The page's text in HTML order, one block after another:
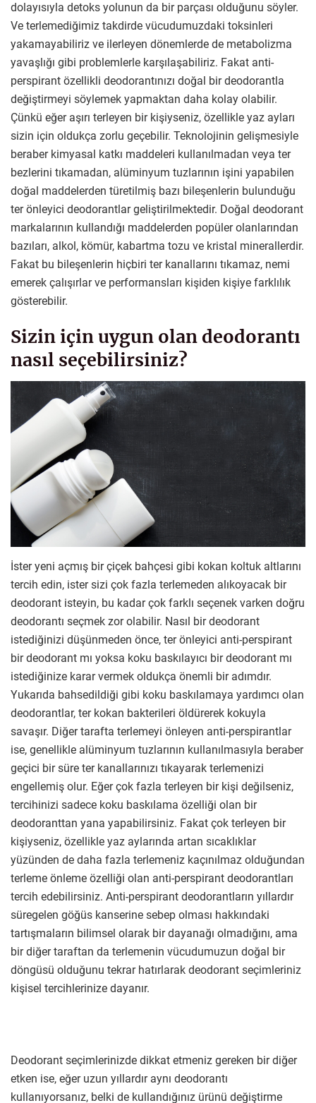
dolayısıyla detoks yolunun da bir parçası olduğunu söyler.
Ve terlemediğimiz takdirde vücudumuzdaki toksinleri
yakamayabiliriz ve ilerleyen dönemlerde de metabolizma
yavaşlığı gibi problemlerle karşılaşabiliriz. Fakat anti-
perspirant özellikli deodorantınızı doğal bir deodorantla
değiştirmeyi söylemek yapmaktan daha kolay olabilir.
Çünkü eğer aşırı terleyen bir kişiyseniz, özellikle yaz ayları
sizin için oldukça zorlu geçebilir. Teknolojinin gelişmesiyle
beraber kimyasal katkı maddeleri kullanılmadan veya ter
bezlerini tıkamadan, alüminyum tuzlarının işini yapabilen
doğal maddelerden türetilmiş bazı bileşenlerin bulunduğu
ter önleyici deodorantlar geliştirilmektedir. Doğal deodorant
markalarının kullandığı maddelerden popüler olanlarından
bazıları, alkol, kömür, kabartma tozu ve kristal minerallerdir.
Fakat bu bileşenlerin hiçbiri ter kanallarını tıkamaz, nemi
emerek çalışırlar ve performansları kişiden kişiye farklılık
gösterebilir.
Sizin için uygun olan deodorantı
nasıl seçebilirsiniz?
İster yeni açmış bir çiçek bahçesi gibi kokan koltuk altlarını
tercih edin, ister sizi çok fazla terlemeden alıkoyacak bir
deodorant isteyin, bu kadar çok farklı seçenek varken doğru
deodorantı seçmek zor olabilir. Nasıl bir deodorant
istediğinizi düşünmeden önce, ter önleyici anti-perspirant
bir deodorant mı yoksa koku baskılayıcı bir deodorant mı
istediğinize karar vermek oldukça önemli bir adımdır.
Yukarıda bahsedildiği gibi koku baskılamaya yardımcı olan
deodorantlar, ter kokan bakterileri öldürerek kokuyla
savaşır. Diğer tarafta terlemeyi önleyen anti-perspirantlar
ise, genellikle alüminyum tuzlarının kullanılmasıyla beraber
geçici bir süre ter kanallarınızı tıkayarak terlemenizi
engellemiş olur. Eğer çok fazla terleyen bir kişi değilseniz,
tercihinizi sadece koku baskılama özelliği olan bir
deodoranttan yana yapabilirsiniz. Fakat çok terleyen bir
kişiyseniz, özellikle yaz aylarında artan sıcaklıklar
yüzünden de daha fazla terlemeniz kaçınılmaz olduğundan
terleme önleme özelliği olan anti-perspirant deodorantları
tercih edebilirsiniz. Anti-perspirant deodorantların yıllardır
süregelen göğüs kanserine sebep olması hakkındaki
tartışmaların bilimsel olarak bir dayanağı olmadığını, ama
bir diğer taraftan da terlemenin vücudumuzun doğal bir
döngüsü olduğunu tekrar hatırlarak deodorant seçimleriniz
kişisel tercihlerinize dayanır.
Deodorant seçimlerinizde dikkat etmeniz gereken bir diğer
etken ise, eğer uzun yıllardır aynı deodorantı
kullanıyorsanız, belki de kullandığınız ürünü değiştirme